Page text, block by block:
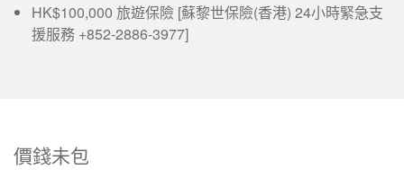
HK$100,000 旅遊保險 [蘇黎世保險(香港) 24小時緊急支
援服務 +852-2886-3977]
價錢未包